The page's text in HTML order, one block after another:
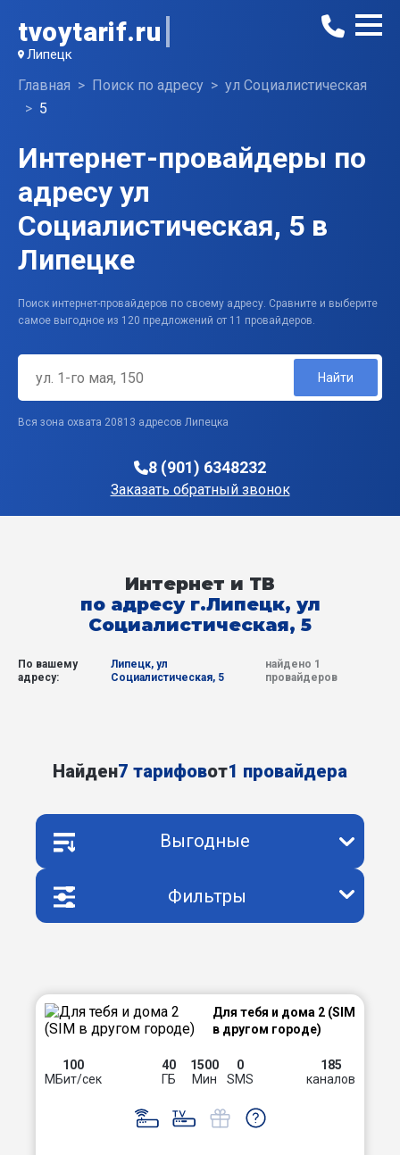
tvoytarif.ru
Липецк
Главная Поиск по адресу
ул Социалистическая
5
Интернет-провайдеры по
адресу ул
Социалистическая, 5 в
Липецке
Поиск интернет-провайдеров по своему адресу. Сравните и выберите
самое выгодное из 120 предложений от 11 провайдеров.
Найти
Вся зона охвата 20813 адресов Липецка
8 (901) 6348232
Заказать обратный звонок
Интернет и ТВ
по адресу г.Липецк, ул
Социалистическая, 5
По вашему
адресу:
Липецк, ул
Социалистическая, 5
найдено 1
провайдеров
Найден7 тарифовот1 провайдера
Выгодные
Фильтры
Для тебя и дома 2 (SIM
в другом городе)
100
МБит/сек
40
ГБ
1500
Мин
0
SMS
185
каналов